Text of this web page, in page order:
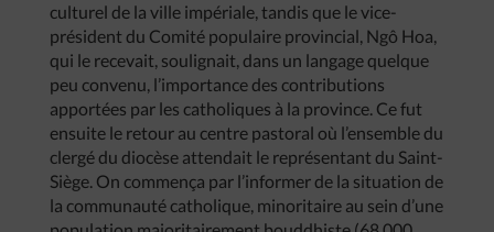
culturel de la ville impériale, tandis que le vice-
président du Comité populaire provincial, Ngô Hoa,
qui le recevait, soulignait, dans un langage quelque
peu convenu, l’importance des contributions
apportées par les catholiques à la province. Ce fut
ensuite le retour au centre pastoral où l’ensemble du
clergé du diocèse attendait le représentant du Saint-
Siège. On commença par l’informer de la situation de
la communauté catholique, minoritaire au sein d’une